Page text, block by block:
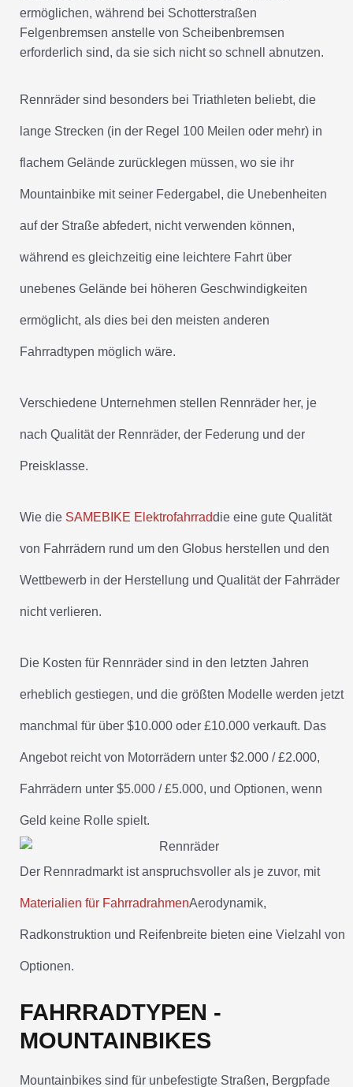
ermöglichen, während bei Schotterstraßen
Felgenbremsen anstelle von Scheibenbremsen
erforderlich sind, da sie sich nicht so schnell abnutzen.
Rennräder sind besonders bei Triathleten beliebt, die
lange Strecken (in der Regel 100 Meilen oder mehr) in
flachem Gelände zurücklegen müssen, wo sie ihr
Mountainbike mit seiner Federgabel, die Unebenheiten
auf der Straße abfedert, nicht verwenden können,
während es gleichzeitig eine leichtere Fahrt über
unebenes Gelände bei höheren Geschwindigkeiten
ermöglicht, als dies bei den meisten anderen
Fahrradtypen möglich wäre.
Verschiedene Unternehmen stellen Rennräder her, je
nach Qualität der Rennräder, der Federung und der
Preisklasse.
Wie die SAMEBIKE Elektrofahrraddie eine gute Qualität
von Fahrrädern rund um den Globus herstellen und den
Wettbewerb in der Herstellung und Qualität der Fahrräder
nicht verlieren.
Die Kosten für Rennräder sind in den letzten Jahren
erheblich gestiegen, und die größten Modelle werden jetzt
manchmal für über $10.000 oder £10.000 verkauft. Das
Angebot reicht von Motorrädern unter $2.000 / £2.000,
Fahrrädern unter $5.000 / £5.000, und Optionen, wenn
Geld keine Rolle spielt.
Der Rennradmarkt ist anspruchsvoller als je zuvor, mit
Materialien für FahrradrahmenAerodynamik,
Radkonstruktion und Reifenbreite bieten eine Vielzahl von
Optionen.
FAHRRADTYPEN -
MOUNTAINBIKES
Mountainbikes sind für unbefestigte Straßen, Bergpfade